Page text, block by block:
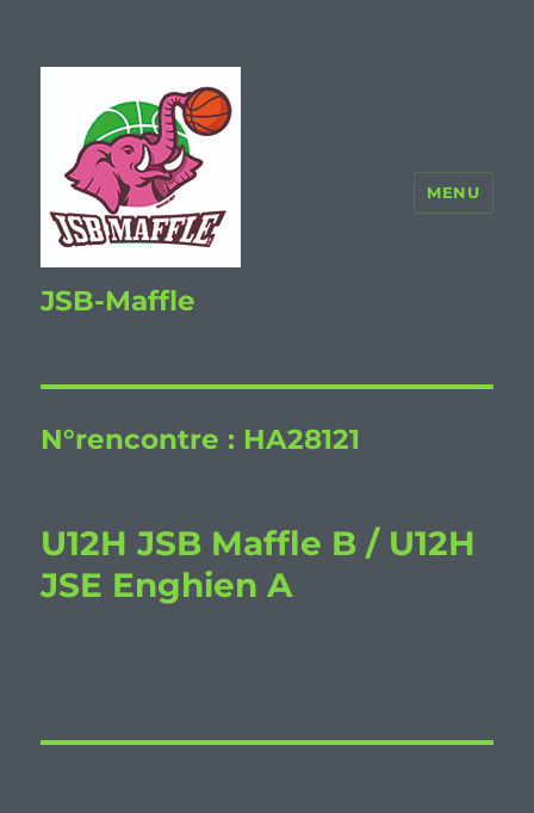
JSB-Maffle
MENU
N°rencontre : HA28121
U12H JSB Maffle B / U12H
JSE Enghien A